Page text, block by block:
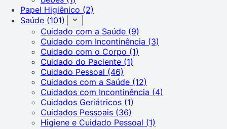
Papel Higiênico (2)
Saúde (101)
Cuidado com a Saúde (9)
Cuidado com Incontinência (3)
Cuidado com o Corpo (1)
Cuidado do Paciente (1)
Cuidado Pessoal (46)
Cuidados com a Saúde (12)
Cuidados com Incontinência (4)
Cuidados Geriátricos (1)
Cuidados Pessoais (36)
Higiene e Cuidado Pessoal (1)